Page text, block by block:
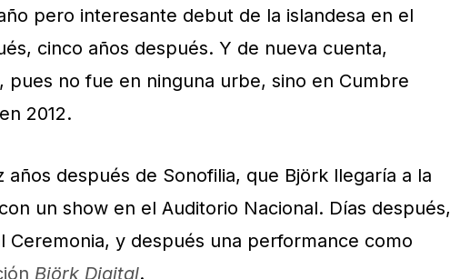
pero interesante debut de la islandesa en el
cinco años después. Y de nueva cuenta,
pues no fue en ninguna urbe, sino en Cumbre
2012.
años después de Sonofilia, que Björk llegaría a la
un show en el Auditorio Nacional. Días después,
Ceremonia, y después una performance como
Björk Digital.